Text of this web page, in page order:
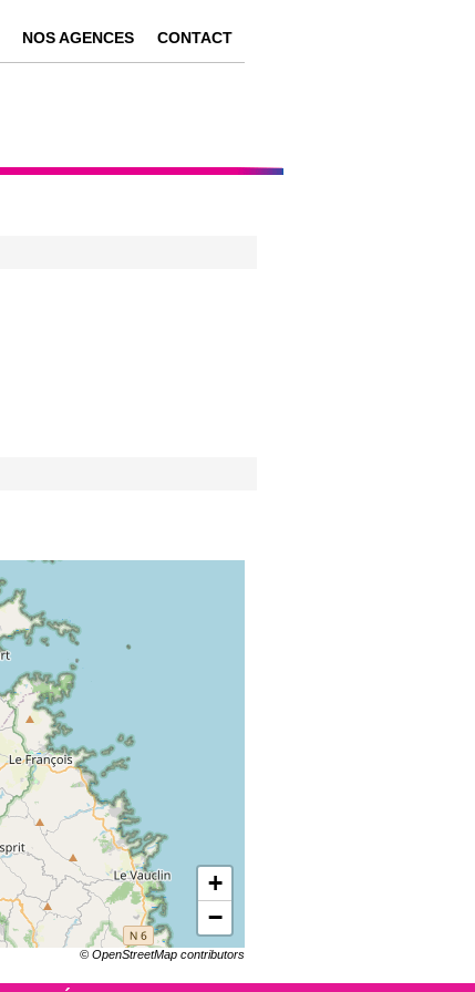
NOS AGENCES CONTACT
+
−
© OpenStreetMap contributors